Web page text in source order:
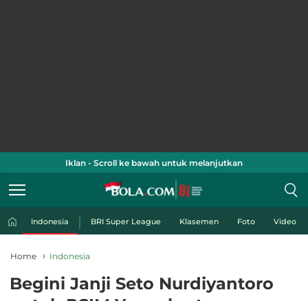
Iklan - Scroll ke bawah untuk melanjutkan
Indonesia BRI Super League Klasemen Foto Video
Home Indonesia
Begini Janji Seto Nurdiyantoro